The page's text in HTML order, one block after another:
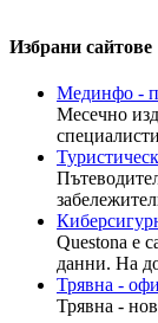
Избрани сайтове
Мединфо -
Месечно
Questona е
данни. На
Трявна -
Трявна -